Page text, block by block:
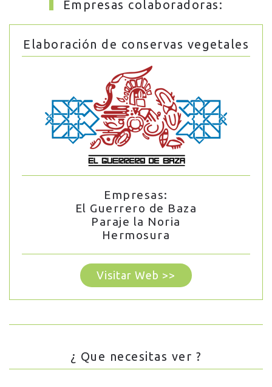
Empresas colaboradoras:
Elaboración de conservas vegetales
Empresas:
El Guerrero de Baza
Paraje la Noria
Hermosura
Visitar Web >>
¿ Que necesitas ver ?